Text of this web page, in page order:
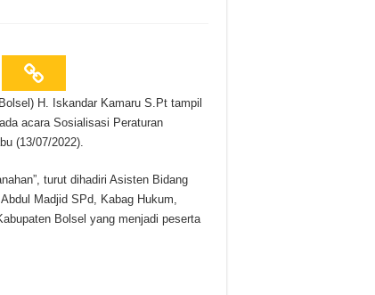
H. Iskandar Kamaru S.Pt tampil
acara Sosialisasi Peraturan
(13/07/2022).
turut dihadiri Asisten Bidang
Madjid SPd, Kabag Hukum,
Bolsel yang menjadi peserta